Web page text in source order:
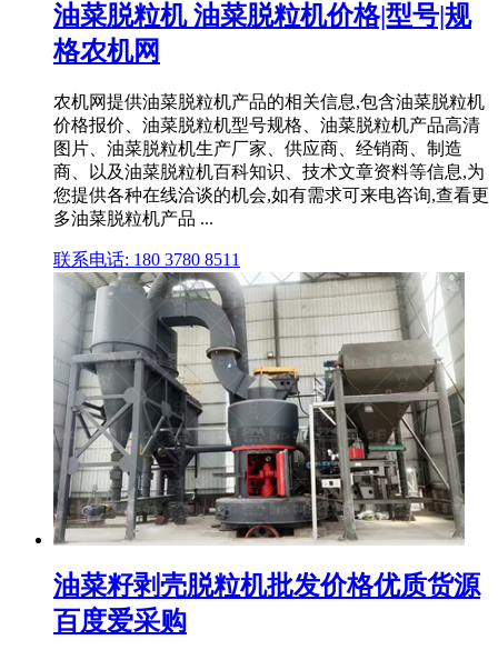
油菜脱粒机 油菜脱粒机价格|型号|规
格农机网
农机网提供油菜脱粒机产品的相关信息,包含油菜脱粒机
价格报价、油菜脱粒机型号规格、油菜脱粒机产品高清
图片、油菜脱粒机生产厂家、供应商、经销商、制造
商、以及油菜脱粒机百科知识、技术文章资料等信息,为
您提供各种在线洽谈的机会,如有需求可来电咨询,查看更
多油菜脱粒机产品 ...
联系电话: 180 3780 8511
油菜籽剥壳脱粒机批发价格优质货源
百度爱采购